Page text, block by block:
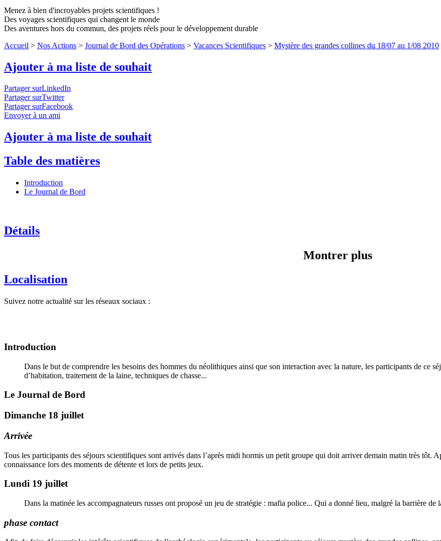
Menez à bien d'incroyables projets scientifiques !
Des voyages scientifiques qui changent le monde
Des aventures hors du commun, des projets réels pour le développement durable
Accueil > Nos Actions > Journal de Bord des Opérations > Vacances Scientifiques > Mystère des grandes collines du 18/07 au 1/08 2010
Ajouter à ma liste de souhait
Partager surLinkedIn
Partager surTwitter
Partager surFacebook
Envoyer à un ami
Ajouter à ma liste de souhait
Table des matières
Introduction
Le Journal de Bord
Détails
Montrer plus
Localisation
Suivez notre actualité sur les réseaux sociaux :
Introduction
Dans le but de comprendre les besoins des hommes du néolithiques ainsi que son interaction avec la nature, les participants de ce
d’habitation, traitement de la laine, techniques de chasse...
Le Journal de Bord
Dimanche 18 juillet
Arrivée
Tous les participants des séjours scientifiques sont arrivés dans l’après midi hormis un petit groupe qui doit arriver demain matin très tôt.
connaissance lors des moments de détente et lors de petits jeux.
Lundi 19 juillet
Dans la matinée les accompagnateurs russes ont proposé un jeu de stratégie : mafia police... Qui a donné lieu, malgré la barrière de
phase contact